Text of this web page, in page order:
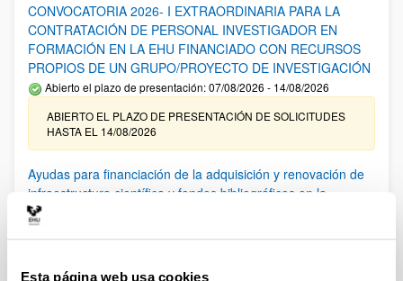
Esta página web usa cookies
CONVOCATORIA 2026- I EXTRAORDINARIA PARA LA
CONTRATACIÓN DE PERSONAL INVESTIGADOR EN
FORMACIÓN EN LA EHU FINANCIADO CON RECURSOS
PROPIOS DE UN GRUPO/PROYECTO DE INVESTIGACIÓN
Abierto el plazo de presentación: 07/08/2026 - 14/08/2026
ABIERTO EL PLAZO DE PRESENTACIÓN DE SOLICITUDES
HASTA EL 14/08/2026
Ayudas para financiación de la adquisición y renovación de
infraestructura científica y fondos bibliográficos en la
UPV/EHU 2026
solicitudes admitidas y excluidas. 23/03/2026: Relación